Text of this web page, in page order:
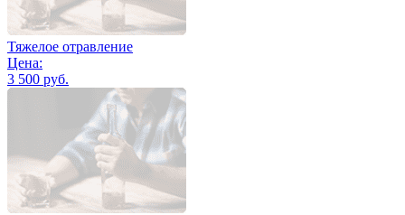
Тяжелое отравление
Цена:
3 500 руб.